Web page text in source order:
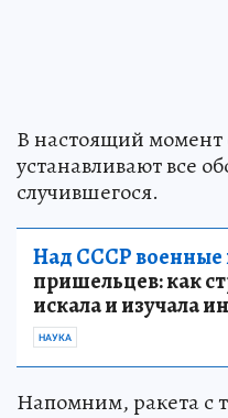
В настоящий момент
устанавливают все
случившегося.
Над СССР военные
пришельцев: как
искала и изучала
НАУКА
Напомним, ракета с